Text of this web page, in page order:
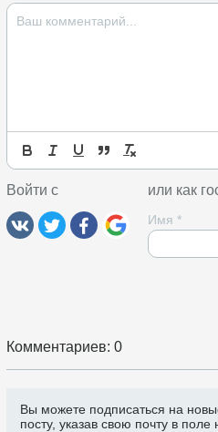
Войти с или как
Имя *
Комментариев: 0
Вы можете подписаться на
посту, указав свою почту в поле